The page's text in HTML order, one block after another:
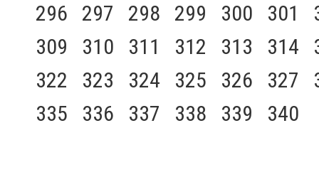
296
297 298 299 300 301
309
310 311 312 313 314
322
323 324 325 326 327
335
336 337 338 339 340